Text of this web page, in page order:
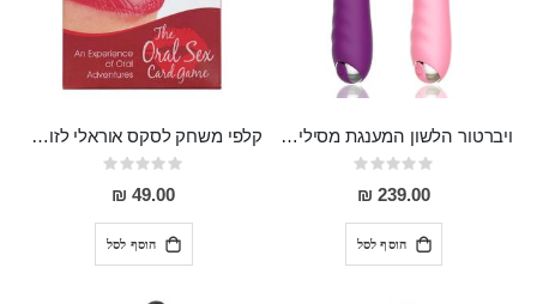
ויברטור הלשון המענגת מסיליקון רפואי עם 10 מצבי רטט, נטען
Rating:
0%
239.00 ₪
הוסף לסל
קלפי משחק לסקס אוראלי לזוגות הנועזים
Rating:
0%
49.00 ₪
הוסף לסל